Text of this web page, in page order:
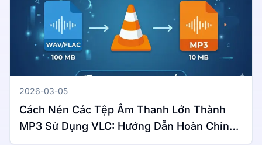
2026-03-05
Cách Nén Các Tệp Âm Thanh Lớn Thành
MP3 Sử Dụng VLC: Hướng Dẫn Hoàn Chỉnh
Cho Windows & Mac